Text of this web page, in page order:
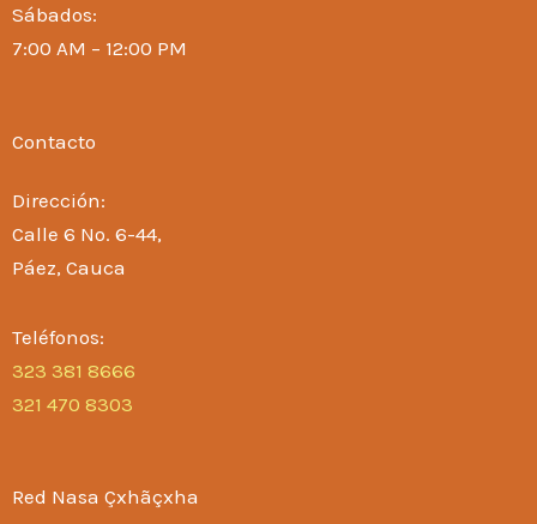
Sábados:
7:00 AM – 12:00 PM
Contacto
Dirección:
Calle 6 No. 6-44,
Páez, Cauca
Teléfonos:
323 381 8666
321 470 8303
Red Nasa Çxhãçxha